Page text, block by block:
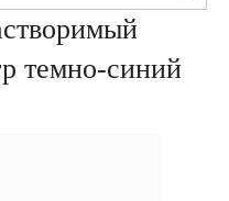
темно-синий